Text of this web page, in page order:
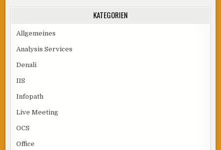
KATEGORIEN
Allgemeines
Analysis Services
Denali
IIS
Infopath
Live Meeting
OCS
Office